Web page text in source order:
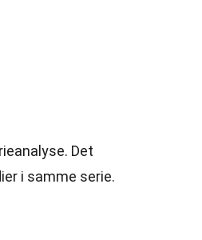
Det
i samme serie.